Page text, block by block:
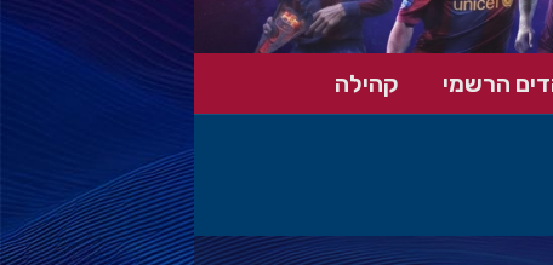
הרשמי קהילה